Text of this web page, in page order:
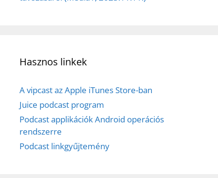
Hasznos linkek
A vipcast az Apple iTunes Store-ban
Juice podcast program
Podcast applikációk Android operációs
rendszerre
Podcast linkgyűjtemény